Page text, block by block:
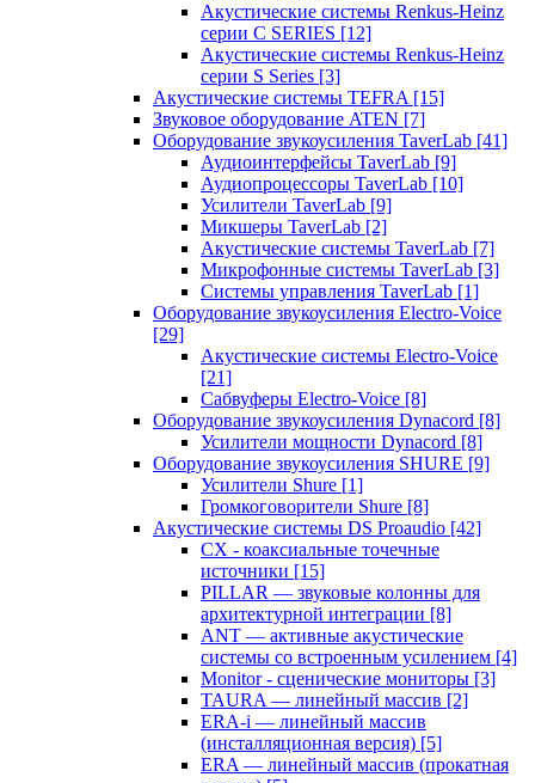
Акустические системы Renkus-Heinz
серии C SERIES [12]
Акустические системы Renkus-Heinz
серии S Series [3]
Акустические системы TEFRA [15]
Звуковое оборудование ATEN [7]
Оборудование звукоусиления TaverLab [41]
Аудиоинтерфейсы TaverLab [9]
Аудиопроцессоры TaverLab [10]
Усилители TaverLab [9]
Микшеры TaverLab [2]
Акустические системы TaverLab [7]
Микрофонные системы TaverLab [3]
Системы управления TaverLab [1]
Оборудование звукоусиления Electro-Voice
[29]
Акустические системы Electro-Voice
[21]
Сабвуферы Electro-Voice [8]
Оборудование звукоусиления Dynacord [8]
Усилители мощности Dynacord [8]
Оборудование звукоусиления SHURE [9]
Усилители Shure [1]
Громкоговорители Shure [8]
Акустические системы DS Proaudio [42]
CX - коаксиальные точечные
источники [15]
PILLAR — звуковые колонны для
архитектурной интеграции [8]
ANT — активные акустические
системы со встроенным усилением [4]
Monitor - сценические мониторы [3]
TAURA — линейный массив [2]
ERA-i — линейный массив
(инсталляционная версия) [5]
ERA — линейный массив (прокатная